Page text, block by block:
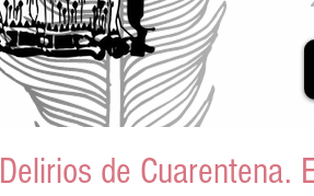
Delirios de Cuarentena.